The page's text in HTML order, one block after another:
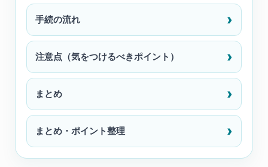
手続の流れ
注意点（気をつけるべきポイント）
まとめ
まとめ・ポイント整理